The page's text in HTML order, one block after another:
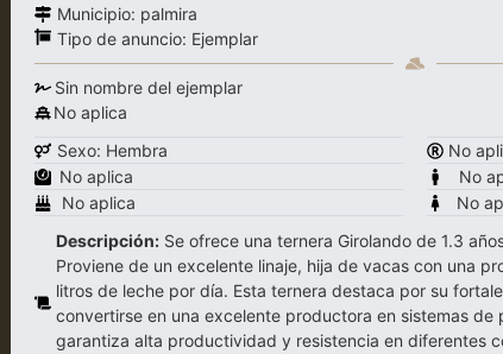
Municipio: palmira
Tipo de anuncio: Ejemplar
Sin nombre del ejemplar
No aplica
Sexo: Hembra
No aplica
No aplica
No
No
No
Descripción: Se ofrece una ternera Girolando de 1.3
Proviene de un excelente linaje, hija de vacas con una
litros de leche por día. Esta ternera destaca por su
convertirse en una excelente productora en sistemas de
garantiza alta productividad y resistencia en diferentes